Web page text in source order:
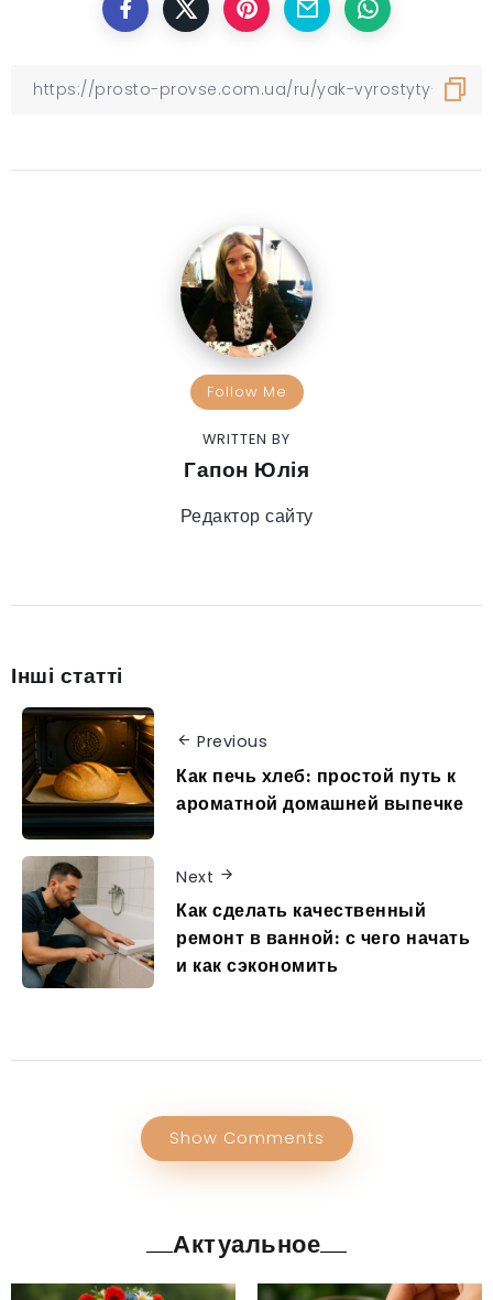
Follow Me
WRITTEN BY
Гапон Юлія
Редактор сайту
Інші статті
Previous
Как печь хлеб: простой путь к
ароматной домашней выпечке
Next
Как сделать качественный
ремонт в ванной: с чего начать
и как сэкономить
Show Comments
Актуальное